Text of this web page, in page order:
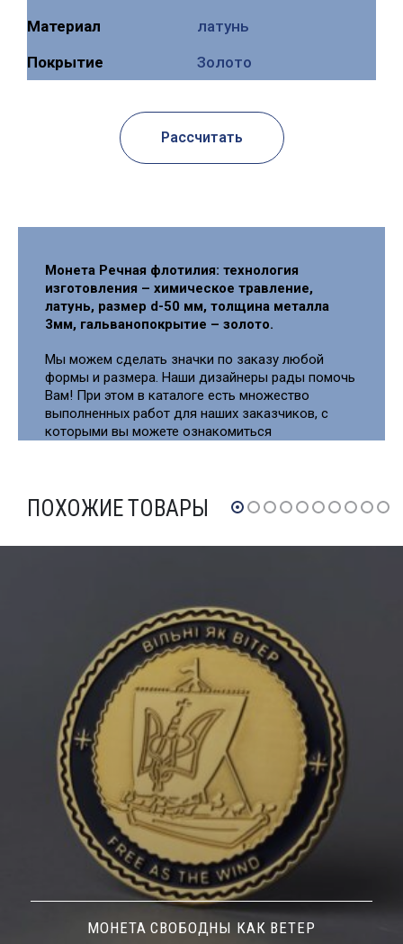
Mатериал
латунь
Покрытие
Золото
Рассчитать
Монета Речная флотилия: технология
изготовления – химическое травление,
латунь, размер d-50 мм, толщина металла
3мм, гальванопокрытие – золото.
Мы можем сделать значки по заказу любой
формы и размера. Наши дизайнеры рады помочь
Вам! При этом в каталоге есть множество
выполненных работ для наших заказчиков, с
которыми вы можете ознакомиться
ПОХОЖИЕ ТОВАРЫ
МОНЕТА ALEX